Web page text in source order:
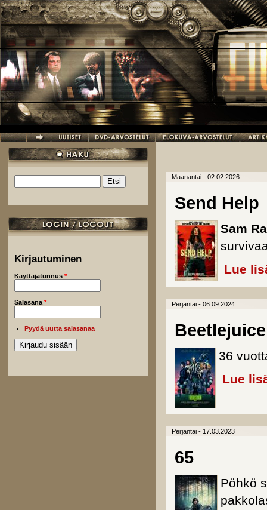
Hyppää pääsisältöön
Hakulomake
Kirjautuminen
Käyttäjätunnus *
Salasana *
Pyydä uutta salasanaa
Maanantai - 02.02.2026
Send Help
Sam
Lue
Perjantai - 06.09.2024
36
Lue
Perjantai - 17.03.2023
65
Pöhkö